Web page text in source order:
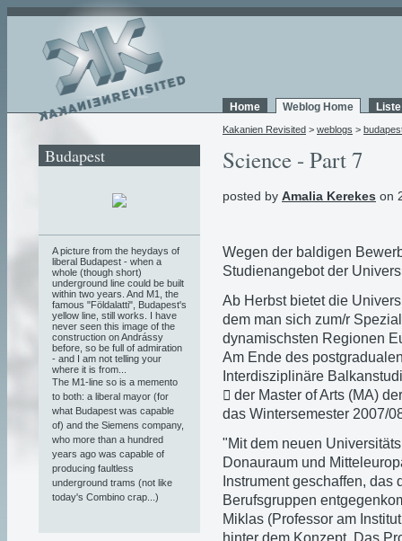
Home Weblog Home
Kakanien Revisited > weblogs >
Science - Part 7
posted by Amalia Kerekes on
Wegen der baldigen
Studienangebot der
Ab Herbst bietet die
dem man sich zum/r
dynamischsten Regionen
Am Ende des
Interdisziplinäre
 der Master of Arts (MA)
das Wintersemester 2007/
"Mit dem neuen
Donauraum und
Instrument geschaffen,
Berufsgruppen
Miklas (Professor am
hinter dem Konzept. Das
Budapest
A picture from the heydays of
liberal Budapest - when a
whole (though short)
underground line could be built
within two years. And M1, the
famous "Földalatti", Budapest's
yellow line, still works. I have
never seen this image of the
construction on Andrássy
before, so be full of admiration
- and I am not telling your
where it is from...
The M1-line so is a memento
to both: a liberal mayor (for
what Budapest was capable
of) and the Siemens company,
who more than a hundred
years ago was capable of
producing faultless
underground trams (not like
today's Combino crap...)